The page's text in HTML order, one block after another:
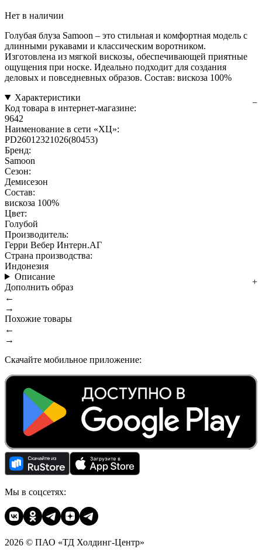
Нет в наличии
Голубая блуза Samoon – это стильная и комфортная модель с
длинными рукавами и классическим воротником.
Изготовлена из мягкой вискозы, обеспечивающей приятные
ощущения при носке. Идеально подходит для создания
деловых и повседневных образов. Состав: вискоза 100%
Характеристики
Код товара в интернет-магазине:
9642
Наименование в сети «ХЦ»:
PD26012321026(80453)
Бренд:
Samoon
Сезон:
Демисезон
Состав:
вискоза 100%
Цвет:
Голубой
Производитель:
Герри Вебер Интерн.АГ
Страна производства:
Индонезия
Описание
Дополнить образ
←
→
Похожие товары
←
→
Скачайте мобильное приложение:
Мы в соцсетях:
2026 © ПАО «ТД Холдинг-Центр»